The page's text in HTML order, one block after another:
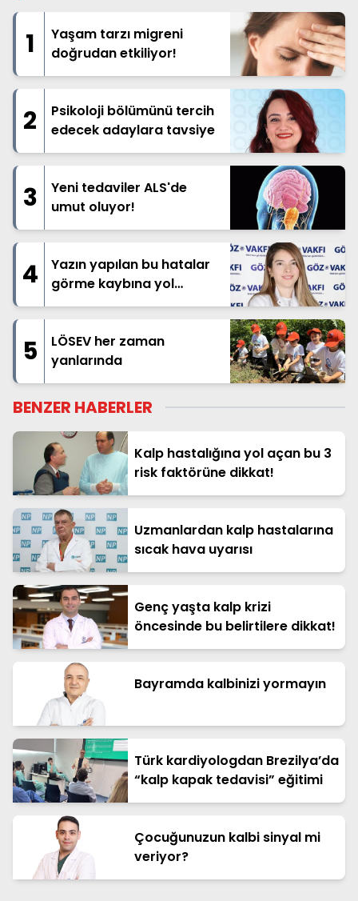
1
Yaşam tarzı migreni
doğrudan etkiliyor!
2
Psikoloji bölümünü tercih
edecek adaylara tavsiye
3
Yeni tedaviler ALS'de
umut oluyor!
4
Yazın yapılan bu hatalar
görme kaybına yol
açabilir!
5
LÖSEV her zaman
yanlarında
BENZER HABERLER
Kalp hastalığına yol açan bu 3
risk faktörüne dikkat!
Uzmanlardan kalp hastalarına
sıcak hava uyarısı
Genç yaşta kalp krizi
öncesinde bu belirtilere dikkat!
Bayramda kalbinizi yormayın
Türk kardiyologdan Brezilya’da
“kalp kapak tedavisi” eğitimi
Çocuğunuzun kalbi sinyal mi
veriyor?